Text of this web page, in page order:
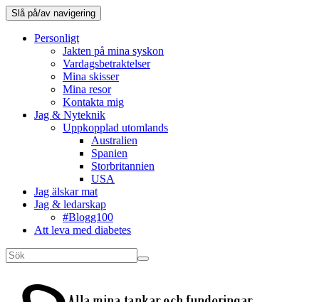
Slå på/av navigering
Personligt
Jakten på mina syskon
Vardagsbetraktelser
Mina skisser
Mina resor
Kontakta mig
Jag & Nyteknik
Uppkopplad utomlands
Australien
Spanien
Storbritannien
USA
Jag älskar mat
Jag & ledarskap
#Blogg100
Att leva med diabetes